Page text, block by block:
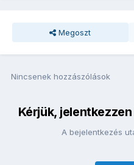
Megoszt
Nincsenek hozzászólások
Kérjük,
A bejelentkezés